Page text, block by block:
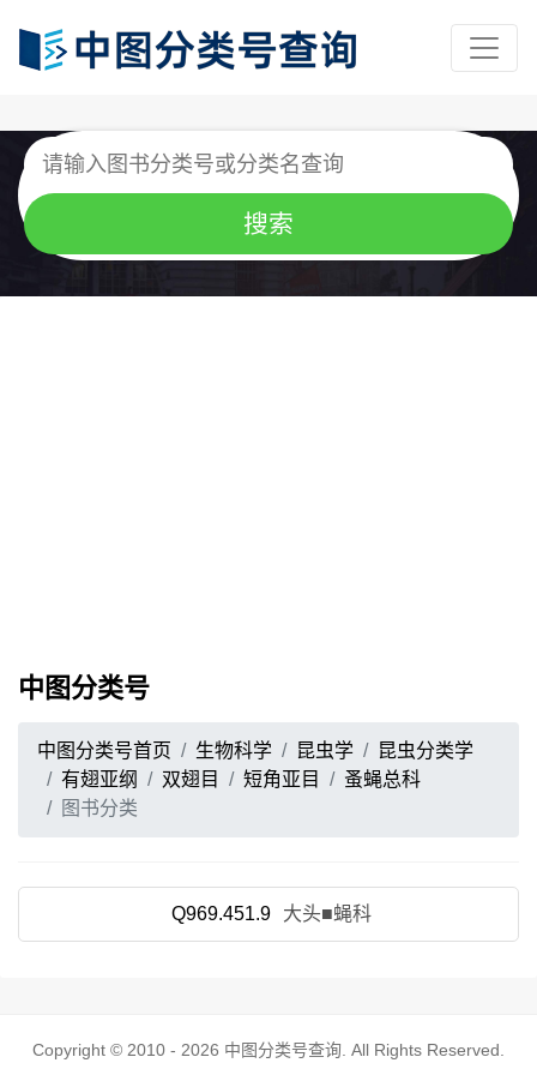
中图分类号
中图分类号首页 生物科学 昆虫学
昆虫分类学
有翅亚纲
双翅目 短角亚目
蚤蝇总科
图书分类
Q969.451.9 大头■蝇科
Copyright © 2010 - 2026 中图分类号查询 . All Rights Reserved.